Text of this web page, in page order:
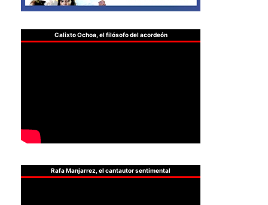
Calixto Ochoa, el filósofo del acordeón
Rafa Manjarrez, el cantautor sentimental